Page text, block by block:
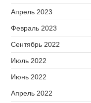
Апрель 2023
Февраль 2023
Сентябрь 2022
Июль 2022
Июнь 2022
Апрель 2022